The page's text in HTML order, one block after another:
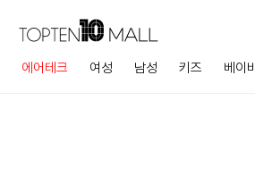
에어테크 여성 남성 키즈 베이비